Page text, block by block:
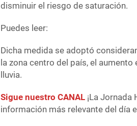
disminuir el riesgo de saturación.
Puedes leer:
Dicha medida se adoptó
la zona centro del país, el
lluvia.
Sigue nuestro CANAL ¡La Jornada
información más relevante del día